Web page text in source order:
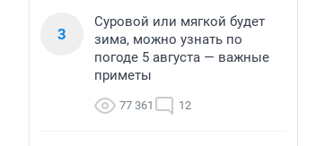
3
Суровой или мягкой будет
зима, можно узнать по
погоде 5 августа — важные
приметы
77 361 12